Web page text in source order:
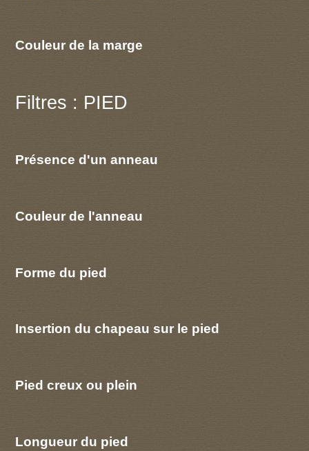
Couleur de la marge
Filtres : PIED
Présence d'un anneau
Couleur de l'anneau
Forme du pied
Insertion du chapeau sur le pied
Pied creux ou plein
Longueur du pied